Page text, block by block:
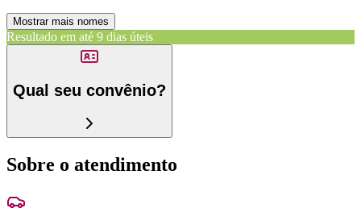
Mostrar mais nomes
Resultado em até 9 dias úteis
Qual seu convênio?
Sobre o atendimento